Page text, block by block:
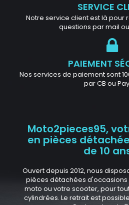
SERVICE
Notre service client est là pour
questions par mail
PAIEMENT
Nos services de paiement sont
par CB ou
Moto2pieces95,
en pièces
de 10
Ouvert depuis 2012, nous
pièces détachées d'occasions
moto ou votre scooter, pour
cylindrées. Le retrait est